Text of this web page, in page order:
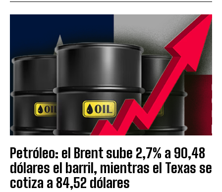
Petróleo: el Brent sube 2,7% a 90,48
dólares el barril, mientras el Texas se
cotiza a 84,52 dólares